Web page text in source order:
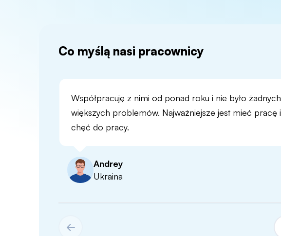
Co myślą nasi pracownicy
Współpracuję z nimi od ponad roku i nie było żadnych
większych problemów. Najważniejsze jest mieć pracę i
chęć do pracy.
Andrey
Ukraina